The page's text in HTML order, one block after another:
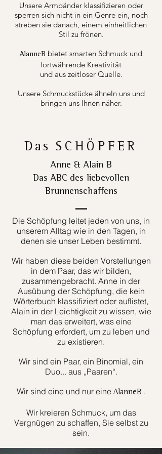
Unsere Armbänder klassifizieren oder
sperren sich nicht in ein Genre ein, noch
streben sie danach, einem einheitlichen
Stil zu frönen.
AlanneB bietet smarten Schmuck und
fortwährende Kreativität
und aus zeitloser Quelle.
Unsere Schmuckstücke ähneln uns und
bringen uns Ihnen näher.
Das SCHÖPFER
Anne & Alain B
Das ABC des liebevollen
Brunnenschaffens
Die Schöpfung leitet jeden von uns, in
unserem Alltag wie in den Tagen, in
denen sie unser Leben bestimmt.
Wir haben diese beiden Vorstellungen
in dem Paar, das wir bilden,
zusammengebracht. Anne in der
Ausübung der Schöpfung, die kein
Wörterbuch klassifiziert oder auflistet,
Alain in der Leichtigkeit zu wissen, wie
man das erweitert, was eine
Schöpfung erfordert, um zu leben und
zu existieren.
Wir sind ein Paar, ein Binomial, ein
Duo... aus „Paaren“.
Wir sind eine und nur eine AlanneB .
Wir kreieren Schmuck, um das
Vergnügen zu schaffen, Sie selbst zu
sein.